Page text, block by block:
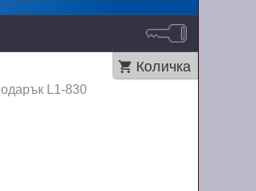
Количка
L1-830